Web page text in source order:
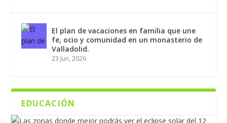
El plan de vacaciones en familia que une
fe, ocio y comunidad en un monasterio de
Valladolid.
23 Jun, 2026
EDUCACIÓN